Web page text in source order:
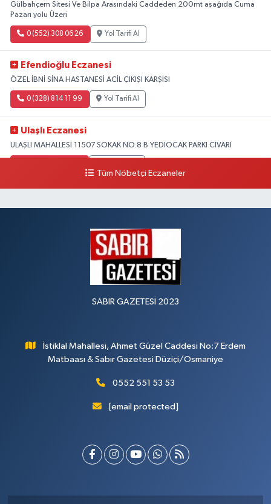
Gülbahçem Sitesi Ve Bilpa Arasındaki Caddeden 200mt aşağıda Cuma
Pazarı yolu Üzeri
0 (552) 308 06 26 Yol Tarifi Al
Efendioğlu Eczanesi
ÖZEL İBNİ SİNA HASTANESİ ACİL ÇIKIŞI KARŞISI
0 (328) 814 11 99 Yol Tarifi Al
Ulaşlı Eczanesi
ULAŞLI MAHALLESİ 11507 SOKAK NO:8 B YEDİOCAK PARKI CİVARI
Tüm Nöbetçi Eczaneler
SABIR GAZETESİ 2023
İstiklal Mahallesi, Ahmet Güzel Caddesi No:7 Erdem
Matbaası & Sabır Gazetesi Düziçi/Osmaniye
0552 551 53 53
[email protected]